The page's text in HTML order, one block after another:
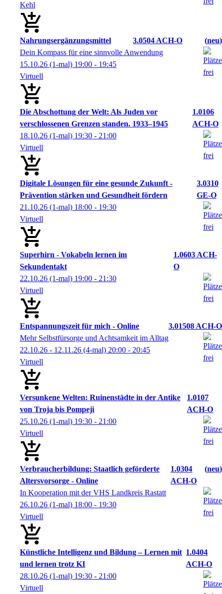
Kehl
Nahrungsergänzungsmittel 3.0504 ACH-O
neu
Dein Kompass für eine sinnvolle Anwendung
15.10.26 (1-mal) 19:00 - 19:45
Virtuell
Die Abschottung der Welt: Als Juden vor
verschlossenen Grenzen standen. 1933–1945
1.0106
ACH-O
18.10.26 (1-mal) 19:30 - 21:00
Virtuell
Digitale Lösungen für eine gesunde Zukunft -
Prävention stärken und Gesundheit fördern
3.0310
GE-O
21.10.26 (1-mal) 18:00 - 19:30
Virtuell
Superhirn - Vokabeln lernen im
Sekundentakt
1.0603 ACH-
O
22.10.26 (1-mal) 19:00 - 21:30
Virtuell
Entspannungszeit für mich - Online
3.01508 ACH-O
Mehr Selbstfürsorge und Achtsamkeit im Alltag
22.10.26 - 12.11.26 (4-mal) 20:00 - 20:45
Virtuell
Versunkene Welten: Ruinenstädte in der Antike
von Troja bis Pompeji
1.0107
ACH-O
25.10.26 (1-mal) 19:30 - 21:00
Virtuell
Verbraucherbildung: Staatlich geförderte
Altersvorsorge - Online
1.0304
ACH-O
neu
In Kooperation mit der VHS Landkreis Rastatt
26.10.26 (1-mal) 18:00 - 19:30
Virtuell
Künstliche Intelligenz und Bildung – Lernen mit
und lernen trotz KI
1.0404
ACH-O
28.10.26 (1-mal) 19:30 - 21:00
Virtuell